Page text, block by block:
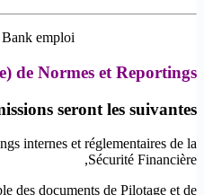
emploi
de Normes et Reportings
seront les suivantes:
internes et réglementaires de la
Sécurité Financière,
des documents de Pilotage et de